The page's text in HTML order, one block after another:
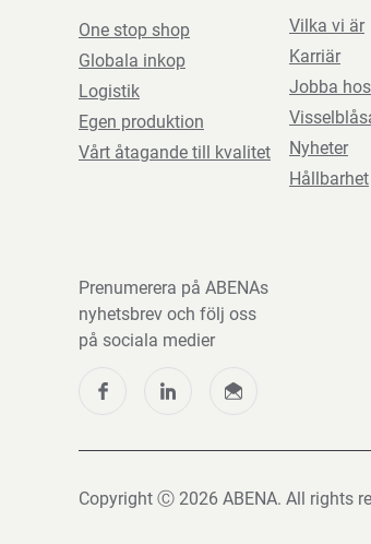
One stop shop
Globala inkop
Logistik
Egen produktion
Vårt åtagande till kvalitet
Vilka vi är
Karriär
Jobba
Nyheter
Hållbarhet
Prenumerera på ABENAs
nyhetsbrev och följ oss
på sociala medier
Copyright Ⓒ 2026 ABENA. All rights